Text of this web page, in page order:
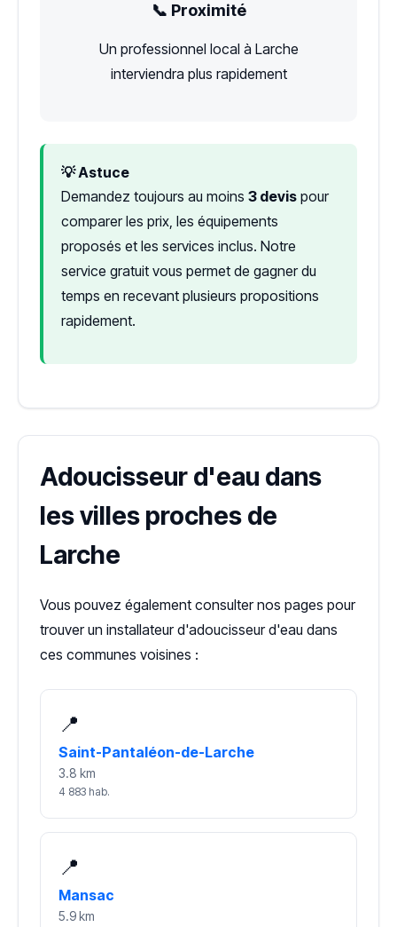
📞 Proximité
Un professionnel local à Larche
interviendra plus rapidement
💡 Astuce
Demandez toujours au moins 3 devis pour
comparer les prix, les équipements
proposés et les services inclus. Notre
service gratuit vous permet de gagner du
temps en recevant plusieurs propositions
rapidement.
Adoucisseur d'eau dans
les villes proches de
Larche
Vous pouvez également consulter nos pages pour
trouver un installateur d'adoucisseur d'eau dans
ces communes voisines :
📍
Saint-Pantaléon-de-Larche
3.8 km
4 883 hab.
📍
Mansac
5.9 km